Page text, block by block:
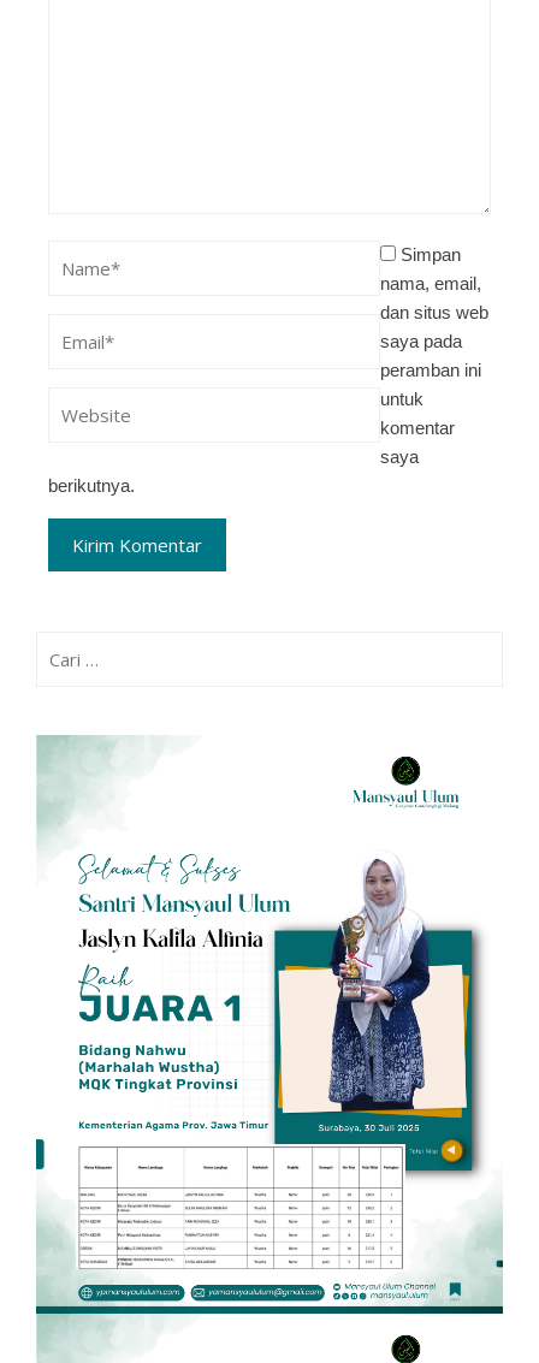
Simpan
nama, email,
dan situs web
saya pada
peramban ini
untuk
komentar
saya
berikutnya.
untuk: